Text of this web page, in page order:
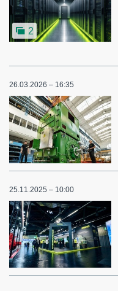
2
26.03.2026 – 16:35
25.11.2025 – 10:00